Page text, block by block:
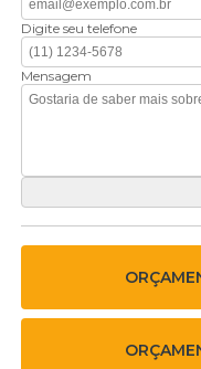
Digite seu telefone
Mensagem